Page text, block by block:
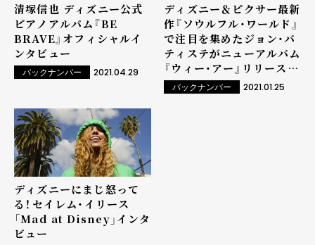
清塚信也 ディズニー公式
ピアノアルバム『BE
BRAVE』オフィシャルイ
ンタビュー
バックナンバー 2021.04.29
ディズニー＆ピクサー最新
作『ソウルフル・ワールド』
で注目を集めたジョン・バ
ティステがニューアルバム
『ウィー・アー』リリース＆
「アイ・ニード・ユー」先行
配信
バックナンバー 2021.01.25
ディズニーにまじ怒って
る！――セイレム・イリース
「Mad at Disney」インタ
ビュー